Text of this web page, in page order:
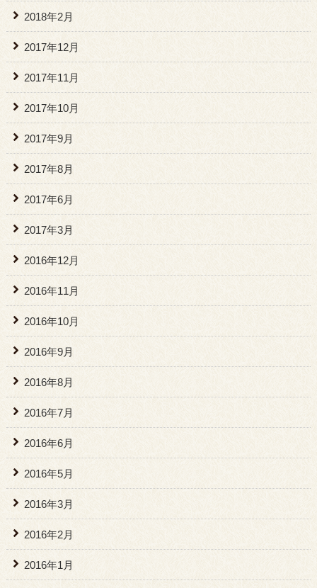
2018年2月
2017年12月
2017年11月
2017年10月
2017年9月
2017年8月
2017年6月
2017年3月
2016年12月
2016年11月
2016年10月
2016年9月
2016年8月
2016年7月
2016年6月
2016年5月
2016年3月
2016年2月
2016年1月